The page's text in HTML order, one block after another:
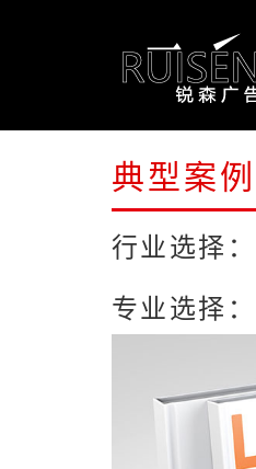
典型案例
行业选择：
专业选择：